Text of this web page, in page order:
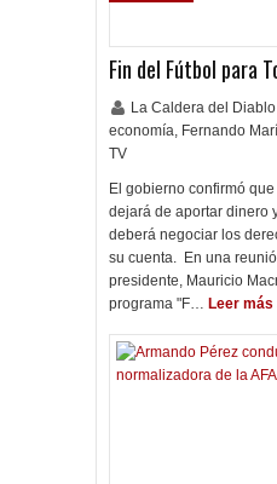
Fin del Fútbol para
La Caldera del Diablo
economía, Fernando
TV
El gobierno confirmó
dejará de aportar dinero
deberá negociar los
su cuenta. En una
presidente, Mauricio
programa "F… Leer más